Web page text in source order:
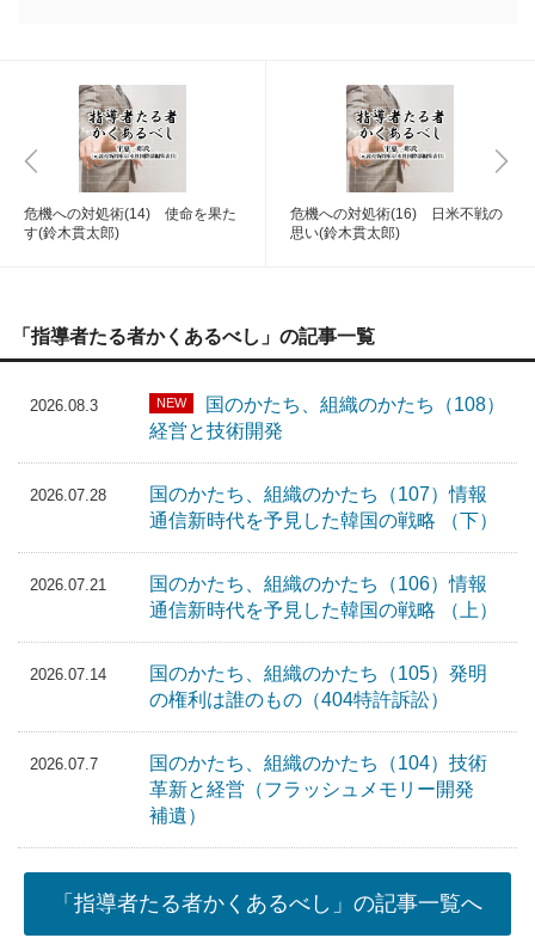
危機への対処術(14) 使命を果た
す(鈴木貫太郎)
危機への対処術(16) 日米不戦の
思い(鈴木貫太郎)
「指導者たる者かくあるべし」の記事一覧
2026.08.3 NEW
国のかたち、組織のかたち（108）
経営と技術開発
2026.07.28
国のかたち、組織のかたち（107）情報
通信新時代を予見した韓国の戦略 （下）
2026.07.21
国のかたち、組織のかたち（106）情報
通信新時代を予見した韓国の戦略 （上）
2026.07.14
国のかたち、組織のかたち（105）発明
の権利は誰のもの（404特許訴訟）
2026.07.7
国のかたち、組織のかたち（104）技術
革新と経営（フラッシュメモリー開発
補遺）
「指導者たる者かくあるべし」の記事一覧へ